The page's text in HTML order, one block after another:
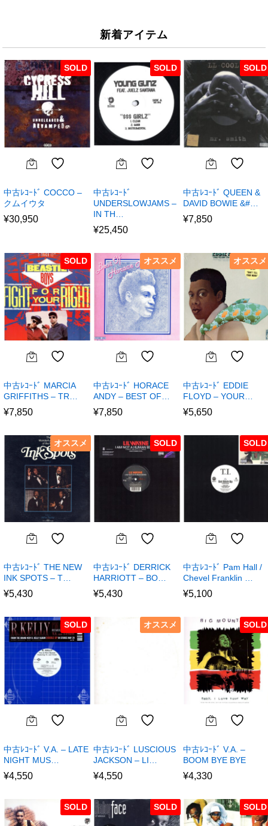
新着アイテム
SOLD
中古ﾚｺｰﾄﾞ COCCO –
クムイウタ
¥30,950
SOLD
中古ﾚｺｰﾄﾞ
UNDERSLOWJAMS –
IN TH…
¥25,450
SOLD
中古ﾚｺｰﾄﾞ QUEEN &
DAVID BOWIE &#…
¥7,850
SOLD
中古ﾚｺｰﾄﾞ MARCIA
GRIFFITHS – TR…
¥7,850
オススメ
中古ﾚｺｰﾄﾞ HORACE
ANDY – BEST OF…
¥7,850
オススメ
中古ﾚｺｰﾄﾞ EDDIE
FLOYD – YOUR…
¥5,650
オススメ
中古ﾚｺｰﾄﾞ THE NEW
INK SPOTS – T…
¥5,430
SOLD
中古ﾚｺｰﾄﾞ DERRICK
HARRIOTT – BO…
¥5,430
SOLD
中古ﾚｺｰﾄﾞ Pam Hall /
Chevel Franklin …
¥5,100
SOLD
中古ﾚｺｰﾄﾞ V.A. – LATE
NIGHT MUS…
¥4,550
オススメ
中古ﾚｺｰﾄﾞ LUSCIOUS
JACKSON – LI…
¥4,550
SOLD
中古ﾚｺｰﾄﾞ V.A. –
BOOM BYE BYE
¥4,330
SOLD SOLD SOLD